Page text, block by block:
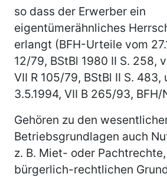
so dass der Erwerber ein
eigentümerähnliches
erlangt (BFH-Urteile vom
12/79, BStBl 1980 II S. 258,
VII R 105/79, BStBl II S. 483,
3.5.1994, VII B 265/93, BFH/
Gehören zu den
Betriebsgrundlagen auch
z. B. Miet- oder
bürgerlich-rechtlichen